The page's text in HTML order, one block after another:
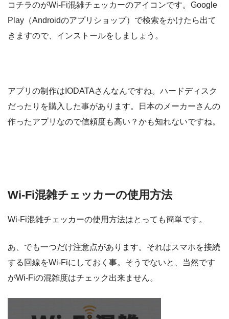
コチラのがWi-Fi混雑チェッカーのアイコンです。Google
Play（Androidのアプリショップ）で検索をかけたら出て
きますので、インストールをしましょう。
アプリの制作はIODATAさんなんですね。ハードディスク
だったりを購入した事があります。日本のメーカーさんの
作ったアプリなので信頼度も高い？かも知れないですね。
Wi-Fi混雑チェッカーの使用方法
Wi-Fi混雑チェッカーの使用方法はとっても簡単です。
あ、でも一つだけ注意点があります。それはスマホを接続
する回線をWi-Fiにしておく事。そうでないと、当然です
がWi-Fiの混雑度はチェック出来ません。